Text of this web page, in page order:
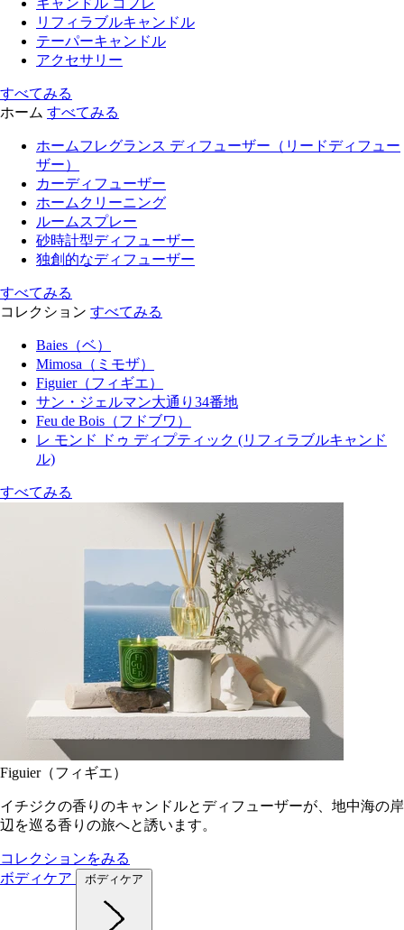
キャンドル コフレ
リフィラブルキャンドル
テーパーキャンドル
アクセサリー
すべてみる
ホーム すべてみる
ホームフレグランス ディフューザー（リードディフュー
ザー）
カーディフューザー
ホームクリーニング
ルームスプレー
砂時計型ディフューザー
独創的なディフューザー
すべてみる
コレクション すべてみる
Baies（ベ）
Mimosa（ミモザ）
Figuier（フィギエ）
サン・ジェルマン大通り34番地
Feu de Bois（フドブワ）
レ モンド ドゥ ディプティック (リフィラブルキャンド
ル)
すべてみる
Figuier（フィギエ）
イチジクの香りのキャンドルとディフューザーが、地中海の岸
辺を巡る香りの旅へと誘います。
コレクションをみる
ボディケア
ボディケア